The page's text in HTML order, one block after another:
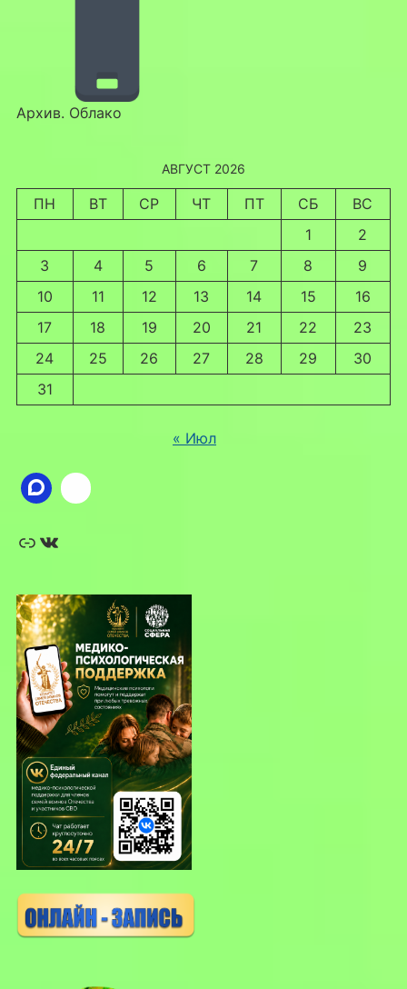
Архив. Облако
АВГУСТ 2026
ПН ВТ СР ЧТ ПТ СБ
ВС
1
2
3
4 5 6 7 8
9
10
11 12 13 14 15
16
17
18 19 20 21 22
23
24
25 26 27 28 29
30
31
« Июл
Ссылка